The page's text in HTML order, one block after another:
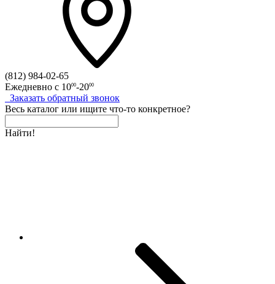
(812) 984-02-65
Ежедневно с 1000-2000
Заказать обратный звонок
Весь каталог или ищите что-то конкретное?
Найти!